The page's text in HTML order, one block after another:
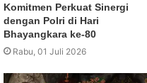
Komitmen Perkuat Sinergi
dengan Polri di Hari
Bhayangkara ke-80
Rabu, 01 Juli 2026